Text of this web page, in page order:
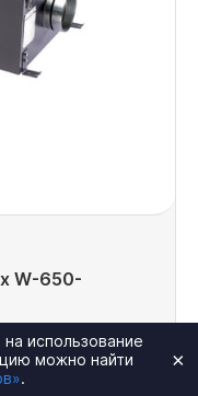
W-650-
×
использование
можно найти
.